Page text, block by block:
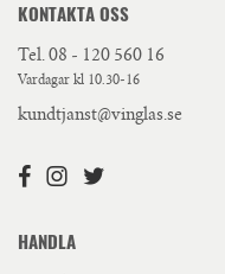
KONTAKTA OSS
Tel. 08 - 120 560 16
Vardagar kl 10.30-16
kundtjanst@vinglas.se
HANDLA